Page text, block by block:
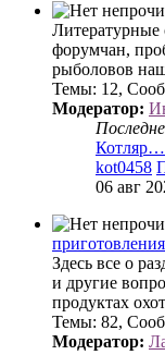
Литературные
форумчан,
рыболовов
Темы: 12,
Модератор:
Котляр…
kot0458
06 авг
Здесь все о
и другие
продуктах
Темы: 82,
Модератор: